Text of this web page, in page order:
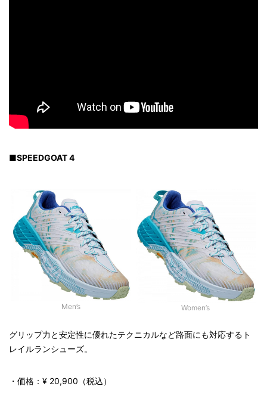
■SPEEDGOAT 4
Men’s Women’s
グリップ力と安定性に優れたテクニカルなど路面にも対応するト
レイルランシューズ。
・価格：¥ 20,900（税込）